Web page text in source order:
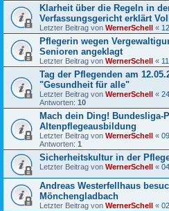
Klarheit über die Regeln in
Verfassungsgericht erklärt
Letzter Beitrag von WernerSchell «
Pflegerin wegen
Senioren angeklagt
Letzter Beitrag von WernerSchell «
Tag der Pflegenden am
"Gesundheit für alle"
Letzter Beitrag von WernerSchell «
Antworten: 10
Mach dein Ding! Bundesliga-
Altenpflegeausbildung
Letzter Beitrag von WernerSchell «
Antworten: 1
Sicherheitskultur in der
Letzter Beitrag von WernerSchell «
Andreas Westerfellhaus
Mönchengladbach
Letzter Beitrag von WernerSchell «